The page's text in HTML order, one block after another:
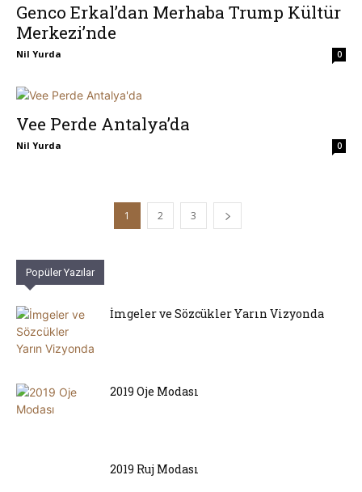
Genco Erkal’dan Merhaba Trump Kültür
Merkezi’nde
Nil Yurda 0
Vee Perde Antalya’da
Nil Yurda 0
1 2 3
Popüler Yazılar
İmgeler ve Sözcükler Yarın Vizyonda
2019 Oje Modası
2019 Ruj Modası